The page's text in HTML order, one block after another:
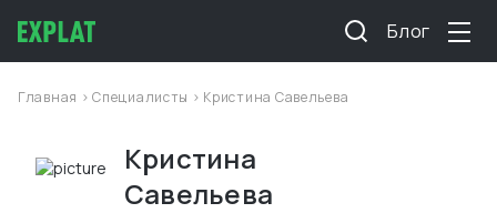
Блог
Главная >Специалисты > Кристина Савельева
Кристина
Савельева